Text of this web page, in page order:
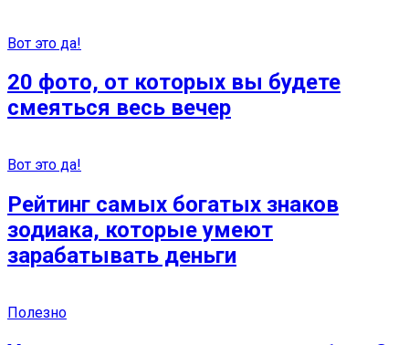
Вот это да!
20 фото, от которых вы будете
смеяться весь вечер
Вот это да!
Рейтинг самых богатых знаков
зодиака, которые умеют
зарабатывать деньги
Полезно